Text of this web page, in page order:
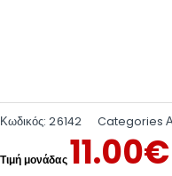
Κωδικός:26142 Categories
11.00€